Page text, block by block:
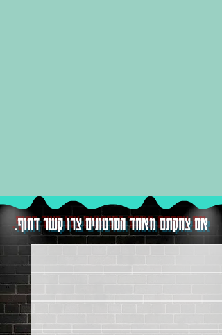
אם צחקתם מאחד הסרטונים צרו קשר דחוף.